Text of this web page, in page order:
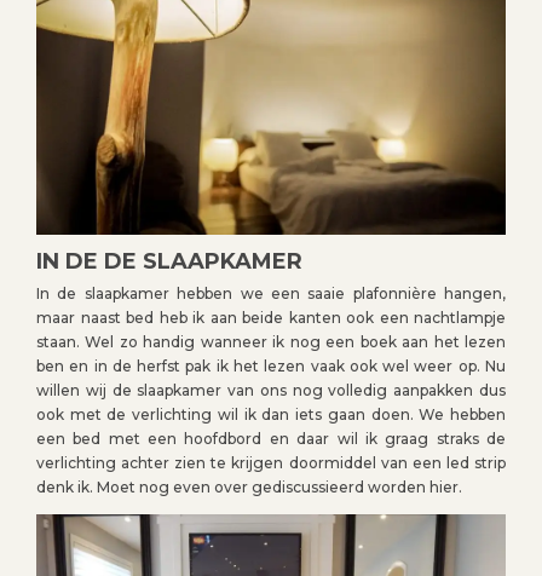
IN DE DE SLAAPKAMER
In de slaapkamer hebben we een saaie plafonnière hangen,
maar naast bed heb ik aan beide kanten ook een nachtlampje
staan. Wel zo handig wanneer ik nog een boek aan het lezen
ben en in de herfst pak ik het lezen vaak ook wel weer op. Nu
willen wij de slaapkamer van ons nog volledig aanpakken dus
ook met de verlichting wil ik dan iets gaan doen. We hebben
een bed met een hoofdbord en daar wil ik graag straks de
verlichting achter zien te krijgen doormiddel van een led strip
denk ik. Moet nog even over gediscussieerd worden hier.